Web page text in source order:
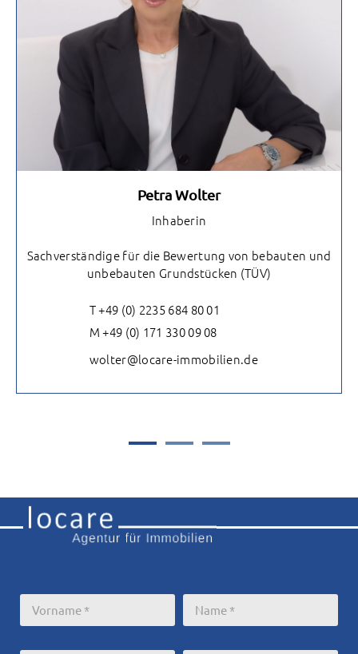
Petra Wolter
Inhaberin
Sachverständige für die Bewertung von bebauten und
unbebauten Grundstücken (TÜV)
T +49 (0) 2235 684 80 01
M +49 (0) 171 330 09 08
wolter@locare-immobilien.de